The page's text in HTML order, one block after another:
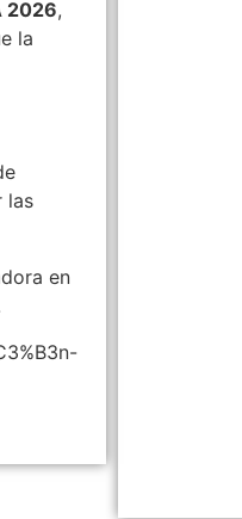
2026,
la
las
en